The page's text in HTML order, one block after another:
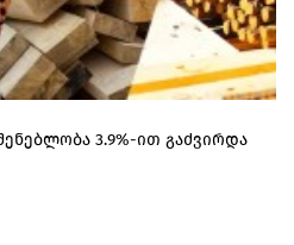
3.9%-ით გაძვირდა